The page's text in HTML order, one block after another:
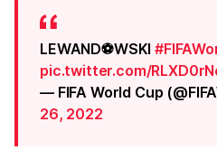
LEWAND⚽️WSKI
pic.twitter.com/
— FIFA World Cup
26, 2022